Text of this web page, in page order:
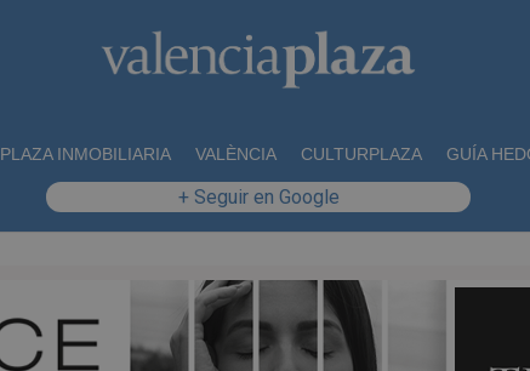
PLAZA INMOBILIARIA VALÈNCIA CULTURPLAZA GUÍA
+ Seguir en Google